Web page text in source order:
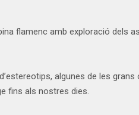
flamenc amb exploració dels
algunes de les
fins als nostres dies.